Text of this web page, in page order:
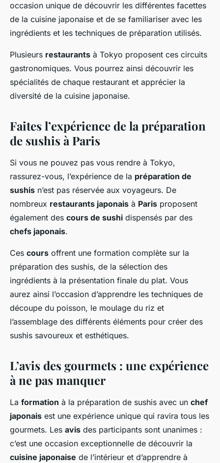
occasion unique de découvrir les différentes facettes
de la cuisine japonaise et de se familiariser avec les
ingrédients et les techniques de préparation utilisés.
Plusieurs restaurants à Tokyo proposent ces circuits
gastronomiques. Vous pourrez ainsi découvrir les
spécialités de chaque restaurant et apprécier la
diversité de la cuisine japonaise.
Faites l’expérience de la préparation
de sushis à Paris
Si vous ne pouvez pas vous rendre à Tokyo,
rassurez-vous, l’expérience de la préparation de
sushis n’est pas réservée aux voyageurs. De
nombreux restaurants japonais à Paris proposent
également des cours de sushi dispensés par des
chefs japonais.
Ces cours offrent une formation complète sur la
préparation des sushis, de la sélection des
ingrédients à la présentation finale du plat. Vous
aurez ainsi l’occasion d’apprendre les techniques de
découpe du poisson, le moulage du riz et
l’assemblage des différents éléments pour créer des
sushis savoureux et esthétiques.
L’avis des gourmets : une expérience
à ne pas manquer
La formation à la préparation de sushis avec un chef
japonais est une expérience unique qui ravira tous les
gourmets. Les avis des participants sont unanimes :
c’est une occasion exceptionnelle de découvrir la
cuisine japonaise de l’intérieur et d’apprendre à